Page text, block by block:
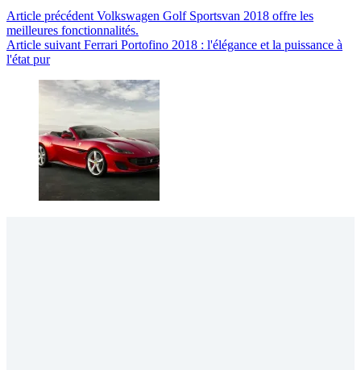
Article précédent Volkswagen Golf Sportsvan 2018 offre les
meilleures fonctionnalités.
Article suivant Ferrari Portofino 2018 : l'élégance et la puissance à
l'état pur